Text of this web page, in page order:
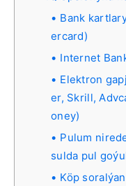
Bank
ercard)
Internet
Elektron
er, Skrill,
oney)
Pulum
sulda pul
Köp